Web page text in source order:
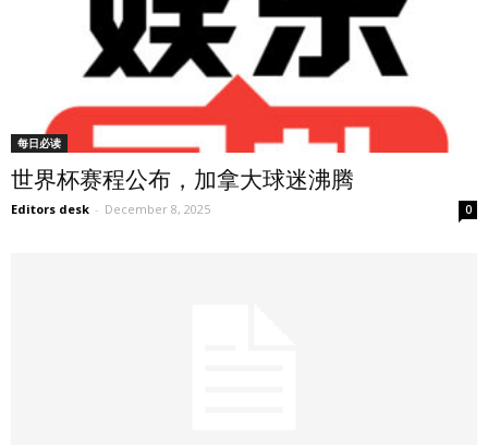
每日必读
世界杯赛程公布，加拿大球迷沸腾
Editors desk - December 8, 2025 0